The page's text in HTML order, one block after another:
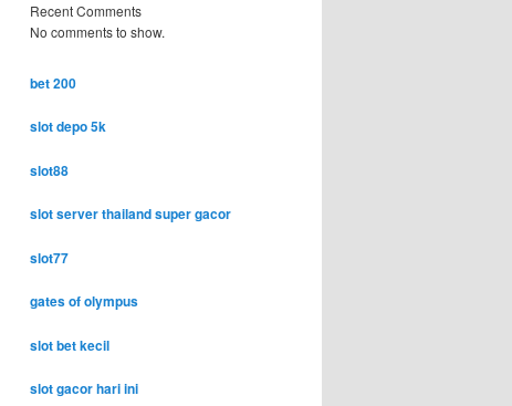
Recent Comments
No comments to show.
bet 200
slot depo 5k
slot88
slot server thailand super gacor
slot77
gates of olympus
slot bet kecil
slot gacor hari ini